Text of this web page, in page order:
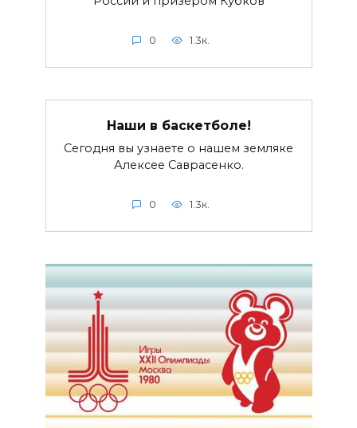
0 1.3к.
Наши в баскетболе!
Сегодня вы узнаете о нашем земляке
Алексее Саврасенко.
0 1.3к.